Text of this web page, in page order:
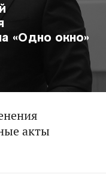
«Одно окно»
акты